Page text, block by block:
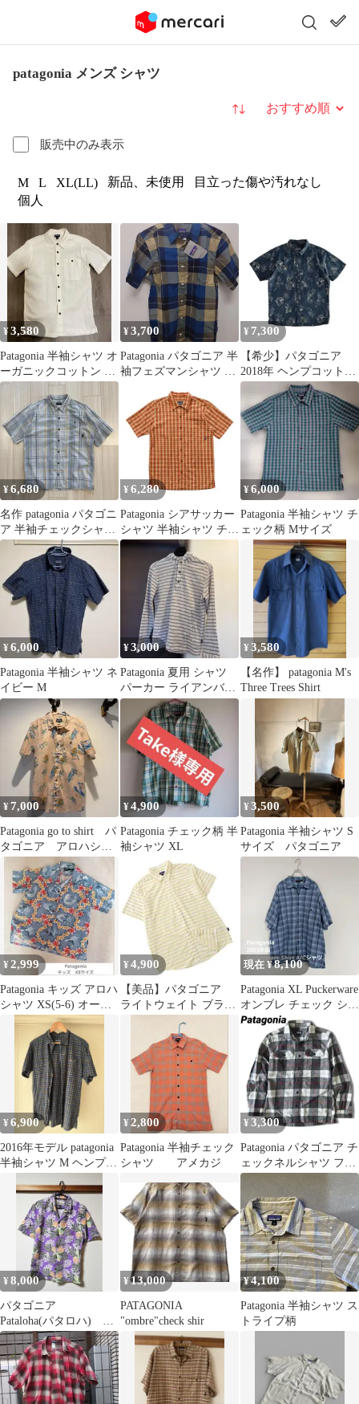
patagonia メンズ シャツ
販売中のみ表示
並び替え
M L XL(LL) 新品、未使用
目立った傷や汚れなし
個人
¥3,580
Patagonia 半袖シャツ オ
ーガニックコットン S
サイズ
¥3,700
Patagonia パタゴニア 半
袖フェズマンシャツ チ
¥ 7,300
【希少】パタゴニア
2018年 ヘンプコットン
バックステップシャツ
星座柄S
¥6,680
名作 patagonia パタゴニ
ア 半袖チェックシャツ
薄手 M 青 黄
¥ 6,280
Patagonia シアサッカー
シャツ 半袖シャツ チェ
ックシャツ パタゴニア
¥6,000
Patagonia 半袖シャツ チ
ェック柄 Mサイズ
¥6,000
Patagonia 半袖シャツ ネ
イビー M
¥3,000
Patagonia 夏用 シャツ
パーカー ライアンバー
チのサイン入り
¥3,580
【名作】 patagonia M's
Three Trees Shirt
¥ 7,000
Patagonia go to shirt パ
タゴニア アロハシャ
¥4,900
Patagonia チェック柄 半
袖シャツ XL
¥3,500
Patagonia 半袖シャツ S
サイズ パタゴニア
¥2,999
Patagonia キッズ アロハ
シャツ XS(5-6) オーガ
ニックコットン
¥ 4,900
【美品】パタゴニア
ライトウェイト ブラフ
サイドシャツ ボーダ
ー 半袖 黄 白
現在 ¥8,100
Patagonia XL Puckerware
オンブレ チェック シャ
ツ 半袖
¥6,900
2016年モデル patagonia
半袖シャツ M ヘンプ
¥2,800
Patagonia 半袖チェック
シャツ アメカジ
¥ 3,300
Patagonia パタゴニア チ
ェックネルシャツ フラ
ンネル
¥8,000
パタゴニア
Pataloha(パタロハ) ア
ロハシャツ
¥13,000
PATAGONIA
"ombre"check shir
¥4,100
Patagonia 半袖シャツ ス
トライプ柄